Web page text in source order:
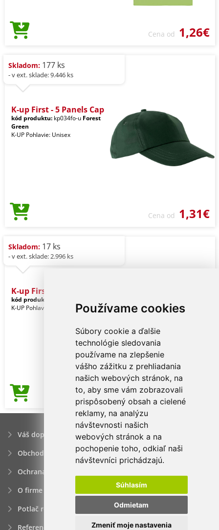
Používame cookies
Súbory cookie a ďalšie
technológie sledovania
používame na zlepšenie
vášho zážitku z prehliadania
našich webových stránok, na
to, aby sme vám zobrazovali
prispôsobený obsah a cielené
reklamy, na analýzu
návštevnosti našich
webových stránok a na
pochopenie toho, odkiaľ naši
návštevníci prichádzajú.
Súhlasím
Odmietam
Zmeniť moje nastavenia
Cena od 1,26€
Skladom: 177 ks
- v ext. sklade: 9.446 ks
K-up First - 5 Panels Cap
kód produktu: kp034fo-u Forest
Green
K-UP Pohlavie: Unisex
Cena od 1,31€
Skladom: 17 ks
- v ext. sklade: 2.996 ks
K-up First - 5 Panels Cap
kód produktu:
K-UP Pohlavie: Unisex
Cena od 1,31€
Váš dopyt
Obchodné podmienky
Ochrana osobných údajov
O firme
Potlač reklamných predmetov
Referencie